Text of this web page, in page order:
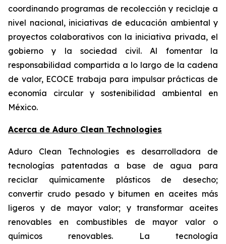
coordinando programas de recolección y reciclaje a
nivel nacional, iniciativas de educación ambiental y
proyectos colaborativos con la iniciativa privada, el
gobierno y la sociedad civil. Al fomentar la
responsabilidad compartida a lo largo de la cadena
de valor, ECOCE trabaja para impulsar prácticas de
economía circular y sostenibilidad ambiental en
México.
Acerca de Aduro Clean Technologies
Aduro Clean Technologies es desarrolladora de
tecnologías patentadas a base de agua para
reciclar químicamente plásticos de desecho;
convertir crudo pesado y bitumen en aceites más
ligeros y de mayor valor; y transformar aceites
renovables en combustibles de mayor valor o
químicos renovables. La tecnología